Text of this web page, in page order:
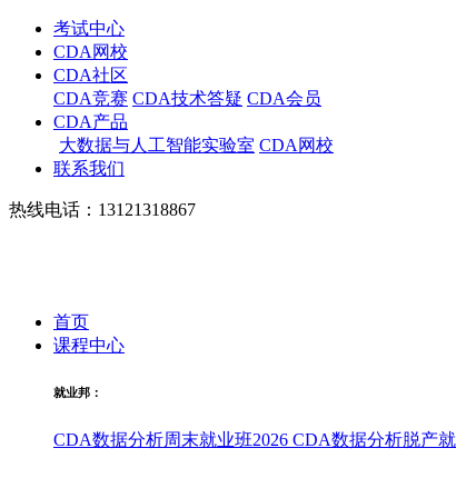
考试中心
CDA网校
CDA社区
CDA竞赛 CDA技术答疑 CDA会员
CDA产品
大数据与人工智能实验室 CDA网校
联系我们
热线电话：13121318867
首页
课程中心
就业邦：
CDA数据分析周末就业班2026 CDA数据分析脱产